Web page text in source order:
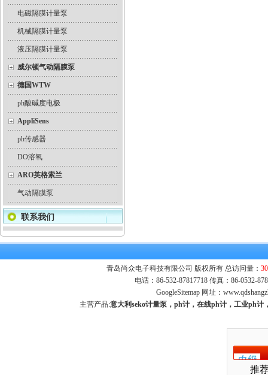
电磁隔膜计量泵
机械隔膜计量泵
液压隔膜计量泵
威尔顿气动隔膜泵
德国WTW
ph酸碱度电极
AppliSens
ph传感器
DO溶氧
ARO英格索兰
气动隔膜泵
联系我们
青岛尚众电子科技有限公司 版权所有 总访问量：
电话：86-532-87817718 传真：86-0532-
GoogleSitemap网址：
主营产品:意大利seko计量泵，ph计，在线ph计，工业ph
推